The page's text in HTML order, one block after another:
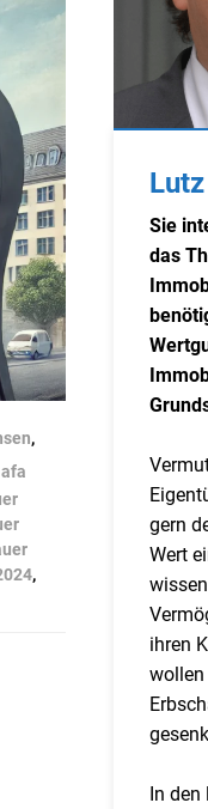
,
,
Sie
das
gern
Wert
ihren
wollen
In den